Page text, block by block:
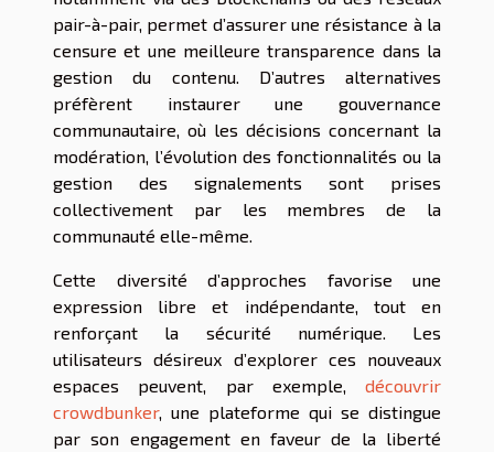
pair-à-pair, permet d’assurer une résistance à la
censure et une meilleure transparence dans la
gestion du contenu. D’autres alternatives
préfèrent instaurer une gouvernance
communautaire, où les décisions concernant la
modération, l’évolution des fonctionnalités ou la
gestion des signalements sont prises
collectivement par les membres de la
communauté elle-même.
Cette diversité d’approches favorise une
expression libre et indépendante, tout en
renforçant la sécurité numérique. Les
utilisateurs désireux d’explorer ces nouveaux
espaces peuvent, par exemple, découvrir
crowdbunker, une plateforme qui se distingue
par son engagement en faveur de la liberté